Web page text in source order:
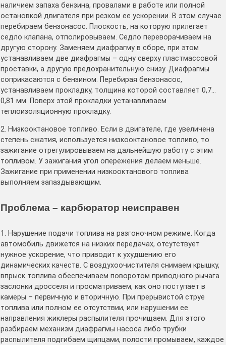
наличием запаха бензина, провалами в работе или полной
остановкой двигателя при резком ее ускорении. В этом случае
перебираем бензонасос. Плоскость, на которую прилегает
седло клапана, отполировываем. Седло переворачиваем на
другую сторону. Заменяем диафрагму в сборе, при этом
устанавливаем две диафрагмы – одну сверху пластмассовой
проставки, а другую предохранительную снизу. Диафрагмы
соприкасаются с бензином. Перебирая бензонасос,
устанавливаем прокладку, толщина которой составляет 0,7…
0,81 мм. Поверх этой прокладки устанавливаем
теплоизоляционную прокладку.
2. Низкооктановое топливо. Если в двигателе, где увеличена
степень сжатия, используется низкооктановое топливо, то
зажигание отрегулировываем на дальнейшую работу с этим
топливом. У зажигания угол опережения делаем меньше.
Зажигание при применении низкооктанового топлива
выполняем запаздывающим.
Проблема – карбюратор неисправен
1. Нарушение подачи топлива на разгоночном режиме. Когда
автомобиль движется на низких передачах, отсутствует
нужное ускорение, что приводит к ухудшению его
динамических качеств. С воздухоочистителя снимаем крышку,
впрыск топлива обеспечиваем поворотом приводного рычага
заслонки дросселя и просматриваем, как оно поступает в
камеры – первичную и вторичную. При прерывистой струе
топлива или полном ее отсутствии, или нарушении ее
направления жиклеры распылителя прочищаем. Для этого
разбираем механизм диафрагмы насоса либо трубки
распылителя подгибаем щипцами, полости промываем, каждое